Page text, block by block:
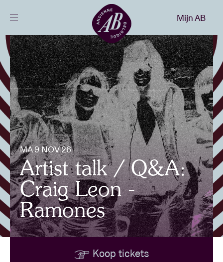
NL
Agenda
Projecten
Nieuws
Bezoekersinfo
AB ❤ you
Mijn AB
MA 9 NOV 26
Artist talk / Q&A:
Craig Leon -
Ramones
Koop tickets